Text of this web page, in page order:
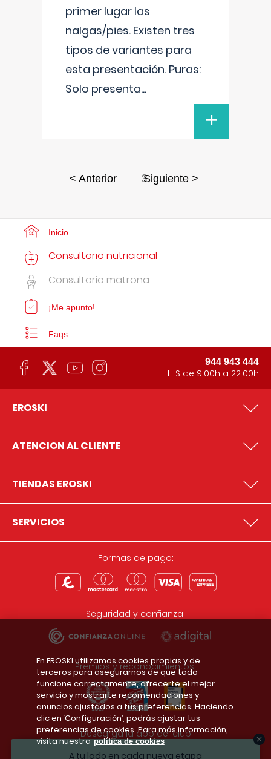
primer lugar las
nalgas/pies. Existen tres
tipos de variantes para
esta presentación. Puras:
Solo presenta...
+
< Anterior 3Siguiente >
A tu lado en cada nueva etapa
Inicio
Consultorio nutricional
Consultorio matrona
¡Me apunto!
Faqs
944 943 444
L-S de 9:00h a 22:00h
EROSKI
ATENCION AL CLIENTE
TIENDAS EROSKI
SERVICIOS
Formas de pago:
Seguridad y confianza:
Premios y reconocimientos:
Descarga la app del club
En EROSKI utilizamos cookies propias y de
terceros para asegurarnos de que todo
funcione correctamente, ofrecerte el mejor
servicio y mostrarte recomendaciones y
anuncios ajustados a tus preferencias. Haciendo
clic en ‘Configuración’, podrás ajustar tus
preferencias de cookies. Para más información,
visita nuestra política de cookies